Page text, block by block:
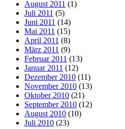
August 2011 (1)
Juli 2011 (5)
Juni 2011 (14)
Mai 2011 (15)
April 2011 (8)
März 2011 (9)
Februar 2011 (13)
Januar 2011 (12)
Dezember 2010 (11)
November 2010 (13)
Oktober 2010 (21)
September 2010 (12)
August 2010 (10)
Juli 2010 (23)